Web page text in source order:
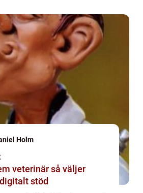
Holm
så väljer
stöd